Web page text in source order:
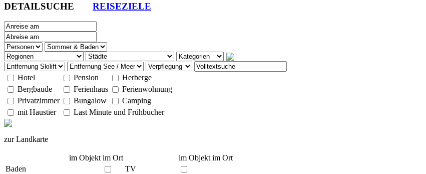
DETAILSUCHE REISEZIELE
Hotel Pension
Herberge
Bergbaude
Ferienhaus
Ferienwohnung
Privatzimmer
Bungalow
Camping
mit Haustier
Last Minute und Frühbucher
zur Landkarte
im Objekt im Ort im Objekt im Ort
Baden
TV